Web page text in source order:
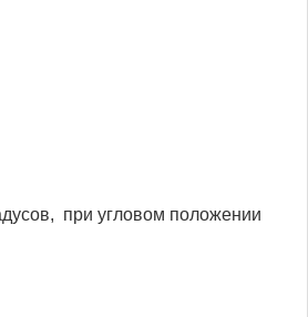
при угловом положении